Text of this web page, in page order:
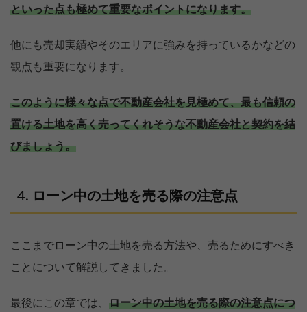
といった点も極めて重要なポイントになります。
他にも売却実績やそのエリアに強みを持っているかなどの
観点も重要になります。
このように様々な点で不動産会社を見極めて、最も信頼の
置ける土地を高く売ってくれそうな不動産会社と契約を結
びましょう。
ローン中の土地を売る際の注意点
ここまでローン中の土地を売る方法や、売るためにすべき
ことについて解説してきました。
最後にこの章では、 ローン中の土地を売る際の注意点につ